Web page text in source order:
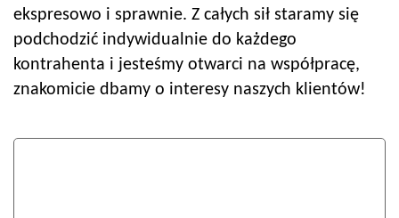
ekspresowo i sprawnie. Z całych sił staramy się
podchodzić indywidualnie do każdego
kontrahenta i jesteśmy otwarci na współpracę,
znakomicie dbamy o interesy naszych klientów!